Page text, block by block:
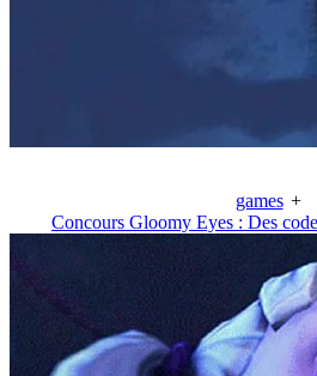
games +
Concours Gloomy Eyes : Des